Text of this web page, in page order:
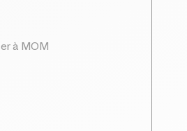
à MOM